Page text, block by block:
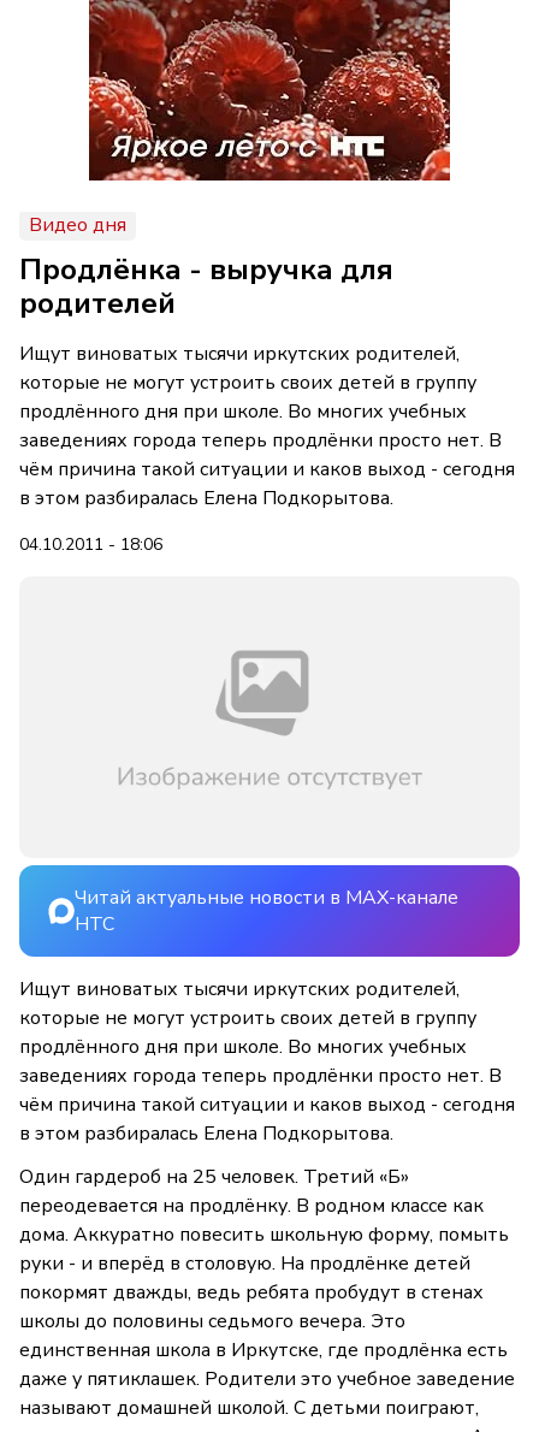
Видео дня
Продлёнка - выручка для
родителей
Ищут виноватых тысячи иркутских родителей,
которые не могут устроить своих детей в группу
продлённого дня при школе. Во многих учебных
заведениях города теперь продлёнки просто нет. В
чём причина такой ситуации и каков выход - сегодня
в этом разбиралась Елена Подкорытова.
04.10.2011 - 18:06
Читай актуальные новости в MAX-канале
НТС
Ищут виноватых тысячи иркутских родителей,
которые не могут устроить своих детей в группу
продлённого дня при школе. Во многих учебных
заведениях города теперь продлёнки просто нет. В
чём причина такой ситуации и каков выход - сегодня
в этом разбиралась Елена Подкорытова.
Один гардероб на 25 человек. Третий «Б»
переодевается на продлёнку. В родном классе как
дома. Аккуратно повесить школьную форму, помыть
руки - и вперёд в столовую. На продлёнке детей
покормят дважды, ведь ребята пробудут в стенах
школы до половины седьмого вечера. Это
единственная школа в Иркутске, где продлёнка есть
даже у пятиклашек. Родители это учебное заведение
называют домашней школой. С детьми поиграют,